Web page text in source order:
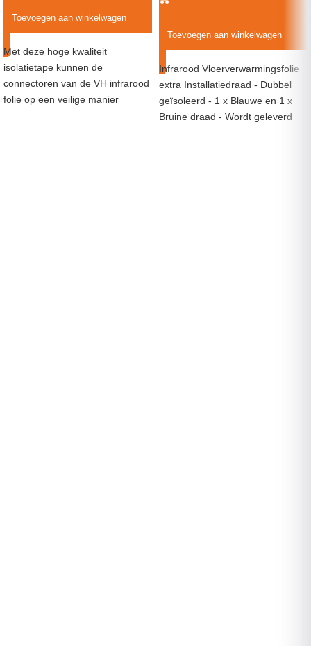
Toevoegen aan winkelwagen
Met deze hoge kwaliteit
isolatietape kunnen de
connectoren van de VH infrarood
folie op een veilige manier
Toevoegen aan winkelwagen
Infrarood Vloerverwarmingsfolie
extra Installatiedraad - Dubbel
geïsoleerd - 1 x Blauwe en 1 x
Bruine draad - Wordt geleverd